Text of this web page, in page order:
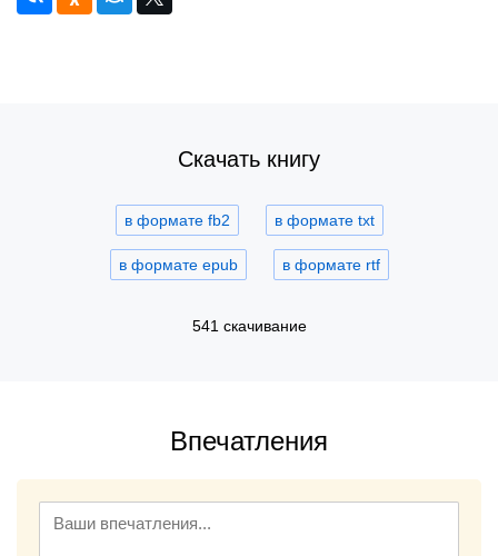
Скачать книгу
в формате fb2 в формате txt
в формате epub в формате rtf
541 скачивание
Впечатления